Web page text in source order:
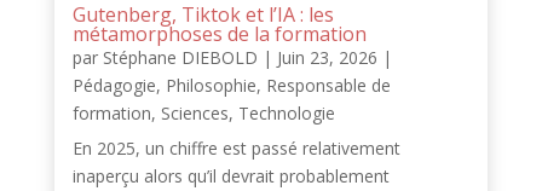
Gutenberg, Tiktok et l’IA : les
métamorphoses de la formation
par Stéphane DIEBOLD | Juin 23, 2026 |
Pédagogie, Philosophie, Responsable de
formation, Sciences, Technologie
En 2025, un chiffre est passé relativement
inaperçu alors qu’il devrait probablement